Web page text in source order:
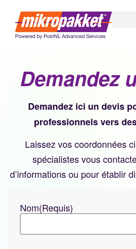
contenu
Demandez
Demandez ici un devis
professionnels vers
Laissez vos coordonnées
spécialistes vous
d’informations ou pour établir
Nom(Requis)